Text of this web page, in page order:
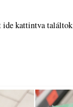
ide kattintva